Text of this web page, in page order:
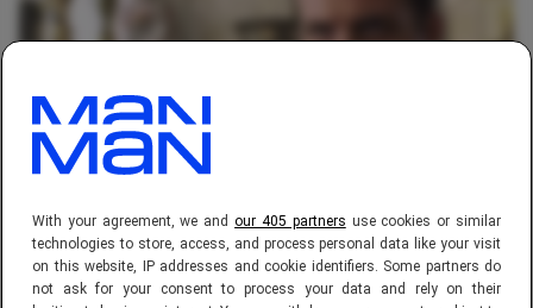
With your agreement, we andour 405 partners use cookies or similar
technologies to store, access, and process personal data like your visit
on this website, IP addresses and cookie identifiers. Some partners do
not ask for your consent to process your data and rely on their
Met deze punten ga jij beter je
sollicitatiegesprek in